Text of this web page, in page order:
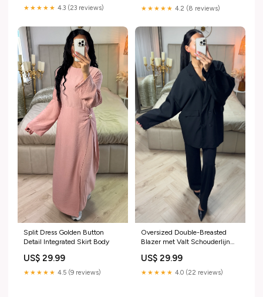
★★★★★ 4.3 (23 reviews) ★★★★★ 4.2 (8 reviews)
Split Dress Golden Button
Detail Integrated Skirt Body
US$ 29.99
★★★★★ 4.5 (9 reviews)
Oversized Double-Breasted
Blazer met Valt Schouderlijn
US$ 29.99
★★★★★ 4.0 (22 reviews)